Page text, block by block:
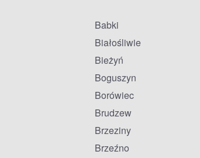
Babki
Białośliwie
Bieżyń
Boguszyn
Borówiec
Brudzew
Brzeziny
Brzeźno